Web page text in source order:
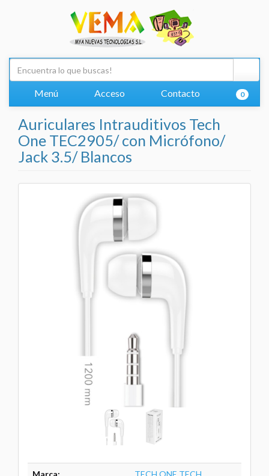
Menú Acceso Contacto 0
Auriculares Intrauditivos Tech
One TEC2905/ con Micrófono/
Jack 3.5/ Blancos
Marca: TECH ONE TECH